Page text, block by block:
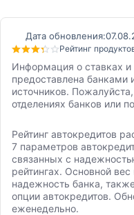
Дата обновления:
Рейтинг
Информация о ставках и
предоставлена банками
источников.
отделениях банков или
Рейтинг автокредитов
7 параметров
связанных с
рейтингах. Основной
надежность банка,
опции автокредитов.
еженедельно.